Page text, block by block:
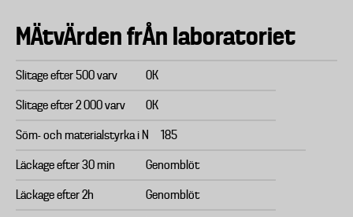
MÄtvÄrden frÅn laboratoriet
Slitage efter 500 varv OK
Slitage efter 2 000 varv OK
Söm- och materialstyrka i N 185
Läckage efter 30 min Genomblöt
Läckage efter 2h Genomblöt